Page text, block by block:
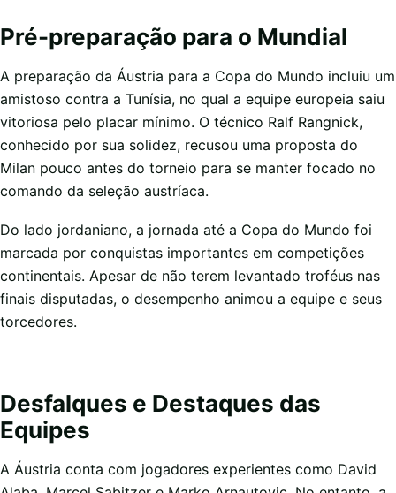
Pré-preparação para o Mundial
A preparação da Áustria para a Copa do Mundo incluiu um
amistoso contra a Tunísia, no qual a equipe europeia saiu
vitoriosa pelo placar mínimo. O técnico Ralf Rangnick,
conhecido por sua solidez, recusou uma proposta do
Milan pouco antes do torneio para se manter focado no
comando da seleção austríaca.
Do lado jordaniano, a jornada até a Copa do Mundo foi
marcada por conquistas importantes em competições
continentais. Apesar de não terem levantado troféus nas
finais disputadas, o desempenho animou a equipe e seus
torcedores.
Desfalques e Destaques das
Equipes
A Áustria conta com jogadores experientes como David